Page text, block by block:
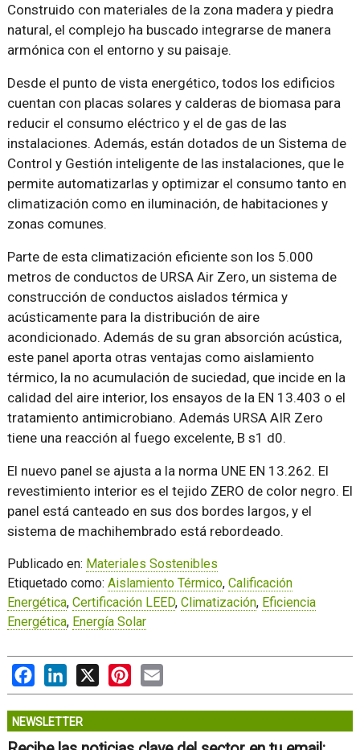
Construido con materiales de la zona madera y piedra
natural, el complejo ha buscado integrarse de manera
armónica con el entorno y su paisaje.
Desde el punto de vista energético, todos los edificios
cuentan con placas solares y calderas de biomasa para
reducir el consumo eléctrico y el de gas de las
instalaciones. Además, están dotados de un Sistema de
Control y Gestión inteligente de las instalaciones, que le
permite automatizarlas y optimizar el consumo tanto en
climatización como en iluminación, de habitaciones y
zonas comunes.
Parte de esta climatización eficiente son los 5.000
metros de conductos de URSA Air Zero, un sistema de
construcción de conductos aislados térmica y
acústicamente para la distribución de aire
acondicionado. Además de su gran absorción acústica,
este panel aporta otras ventajas como aislamiento
térmico, la no acumulación de suciedad, que incide en la
calidad del aire interior, los ensayos de la EN 13.403 o el
tratamiento antimicrobiano. Además URSA AIR Zero
tiene una reacción al fuego excelente, B s1 d0.
El nuevo panel se ajusta a la norma UNE EN 13.262. El
revestimiento interior es el tejido ZERO de color negro. El
panel está canteado en sus dos bordes largos, y el
sistema de machihembrado está rebordeado.
Publicado en: Materiales Sostenibles
Etiquetado como: Aislamiento Térmico, Calificación
Energética, Certificación LEED, Climatización, Eficiencia
Energética, Energía Solar
FacebookLinkedIn
X PinterestEmail
NEWSLETTER